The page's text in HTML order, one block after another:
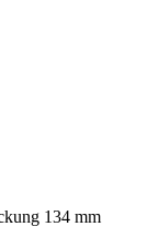
134 mm